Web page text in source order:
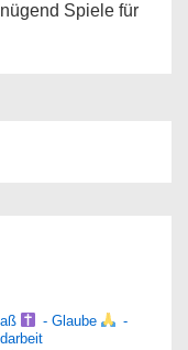
Spiele für
- Glaube
-